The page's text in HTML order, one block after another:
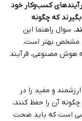
کسب‌وکار خود
که چگونه
سوال راهنما این
مشخص بهتر است،
هوش مصنوعی، فرآیند
و مفید را در
آن را حفظ کنند،
است که باید صحت